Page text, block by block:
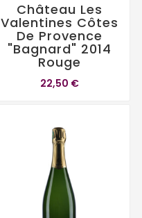
Château Les
Valentines Côtes
De Provence
"Bagnard" 2014
Rouge
22,50 €